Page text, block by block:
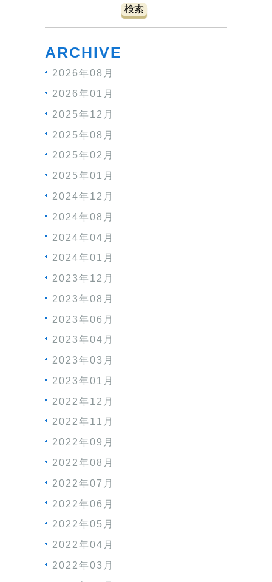
ARCHIVE
2026年08月
2026年01月
2025年12月
2025年08月
2025年02月
2025年01月
2024年12月
2024年08月
2024年04月
2024年01月
2023年12月
2023年08月
2023年06月
2023年04月
2023年03月
2023年01月
2022年12月
2022年11月
2022年09月
2022年08月
2022年07月
2022年06月
2022年05月
2022年04月
2022年03月